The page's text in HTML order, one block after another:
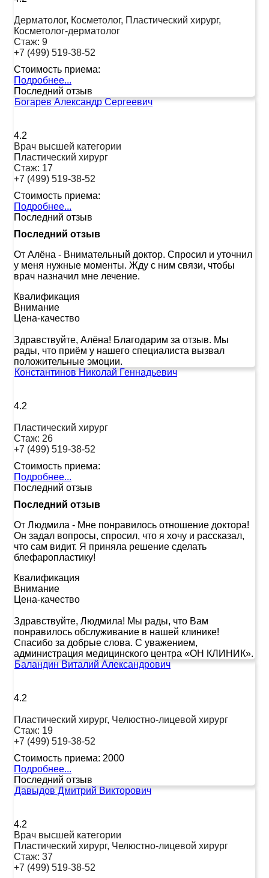
Дерматолог, Косметолог, Пластический хирург,
Косметолог-дерматолог
Стаж: 9
+7 (499) 519-38-52
Стоимость приема:
Подробнее...
Последний отзыв
Богарев Александр Сергеевич
4.2
Врач высшей категории
Пластический хирург
Стаж: 17
+7 (499) 519-38-52
Стоимость приема:
Подробнее...
Последний отзыв
Последний отзыв
От Алёна - Внимательный доктор. Спросил и уточнил
у меня нужные моменты. Жду с ним связи, чтобы
врач назначил мне лечение.
Квалификация
Внимание
Цена-качество
Здравствуйте, Алёна! Благодарим за отзыв. Мы
рады, что приём у нашего специалиста вызвал
положительные эмоции.
Константинов Николай Геннадьевич
4.2
Пластический хирург
Стаж: 26
+7 (499) 519-38-52
Стоимость приема:
Подробнее...
Последний отзыв
Последний отзыв
От Людмила - Мне понравилось отношение доктора!
Он задал вопросы, спросил, что я хочу и рассказал,
что сам видит. Я приняла решение сделать
блефаропластику!
Квалификация
Внимание
Цена-качество
Здравствуйте, Людмила! Мы рады, что Вам
понравилось обслуживание в нашей клинике!
Спасибо за добрые слова. С уважением,
администрация медицинского центра «ОН КЛИНИК».
Баландин Виталий Александрович
4.2
Пластический хирург, Челюстно-лицевой хирург
Стаж: 19
+7 (499) 519-38-52
Стоимость приема: 2000
Подробнее...
Последний отзыв
Давыдов Дмитрий Викторович
4.2
Врач высшей категории
Пластический хирург, Челюстно-лицевой хирург
Стаж: 37
+7 (499) 519-38-52